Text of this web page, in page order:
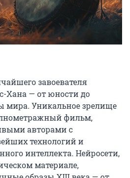
завоевателя
Хана — от юности до
мира. Уникальное зрелище
фильм,
авторами с
технологий и
интеллекта. Нейросети,
материале,